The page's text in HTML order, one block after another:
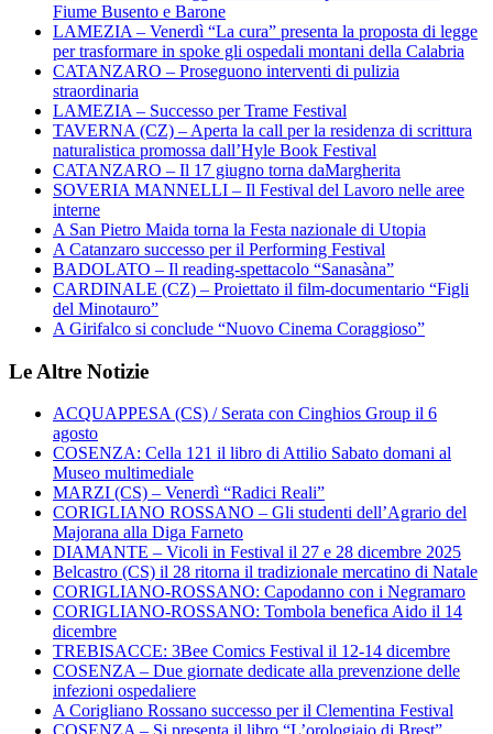
Fiume Busento e Barone
LAMEZIA – Venerdì “La cura” presenta la proposta di legge
per trasformare in spoke gli ospedali montani della Calabria
CATANZARO – Proseguono interventi di pulizia
straordinaria
LAMEZIA – Successo per Trame Festival
TAVERNA (CZ) – Aperta la call per la residenza di scrittura
naturalistica promossa dall’Hyle Book Festival
CATANZARO – Il 17 giugno torna daMargherita
SOVERIA MANNELLI – Il Festival del Lavoro nelle aree
interne
A San Pietro Maida torna la Festa nazionale di Utopia
A Catanzaro successo per il Performing Festival
BADOLATO – Il reading-spettacolo “Sanasàna”
CARDINALE (CZ) – Proiettato il film-documentario “Figli
del Minotauro”
A Girifalco si conclude “Nuovo Cinema Coraggioso”
Le Altre Notizie
ACQUAPPESA (CS) / Serata con Cinghios Group il 6
agosto
COSENZA: Cella 121 il libro di Attilio Sabato domani al
Museo multimediale
MARZI (CS) – Venerdì “Radici Reali”
CORIGLIANO ROSSANO – Gli studenti dell’Agrario del
Majorana alla Diga Farneto
DIAMANTE – Vicoli in Festival il 27 e 28 dicembre 2025
Belcastro (CS) il 28 ritorna il tradizionale mercatino di Natale
CORIGLIANO-ROSSANO: Capodanno con i Negramaro
CORIGLIANO-ROSSANO: Tombola benefica Aido il 14
dicembre
TREBISACCE: 3Bee Comics Festival il 12-14 dicembre
COSENZA – Due giornate dedicate alla prevenzione delle
infezioni ospedaliere
A Corigliano Rossano successo per il Clementina Festival